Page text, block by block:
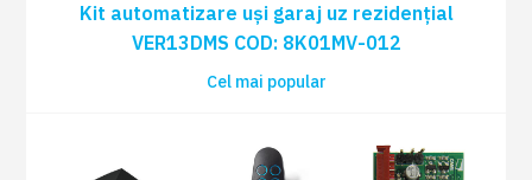
Kit automatizare uși garaj uz rezidențial
VER13DMS COD: 8K01MV-012
Cel mai popular